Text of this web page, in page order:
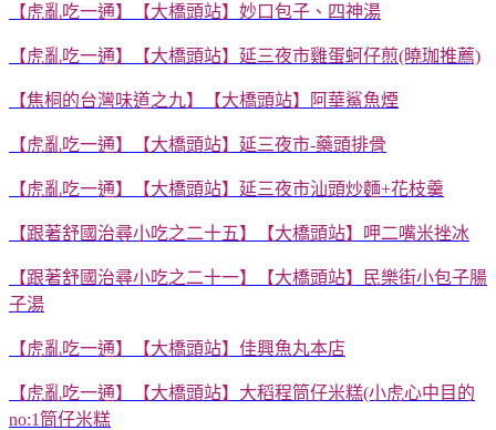
【虎亂吃一通】【大橋頭站】妙口包子、四神湯
【虎亂吃一通】【大橋頭站】延三夜市雞蛋蚵仔煎(曉珈推薦)
【焦桐的台灣味道之九】【大橋頭站】阿華鯊魚煙
【虎亂吃一通】【大橋頭站】延三夜市-藥頭排骨
【虎亂吃一通】【大橋頭站】延三夜市汕頭炒麵+花枝羹
【跟著舒國治尋小吃之二十五】【大橋頭站】呷二嘴米挫冰
【跟著舒國治尋小吃之二十一】【大橋頭站】民樂街小包子腸
子湯
【虎亂吃一通】【大橋頭站】佳興魚丸本店
【虎亂吃一通】【大橋頭站】大稻程筒仔米糕(小虎心中目的
no:1筒仔米糕